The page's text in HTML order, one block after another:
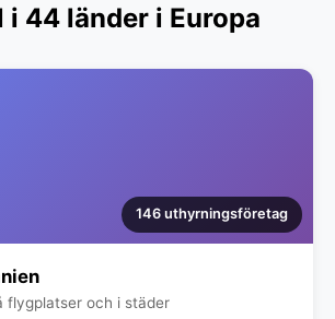
i 44 länder i Europa
146 uthyrningsföretag
flygplatser och i städer